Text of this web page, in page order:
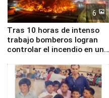
6
Tras 10 horas de intenso
trabajo bomberos logran
controlar el incendio en una
de Chile